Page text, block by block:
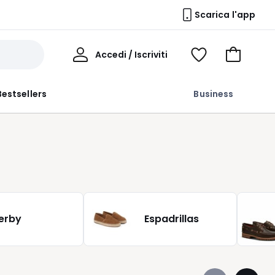
Scarica l'app
Business
Accedi / Iscriviti
Voir
Vai
Espadrillas